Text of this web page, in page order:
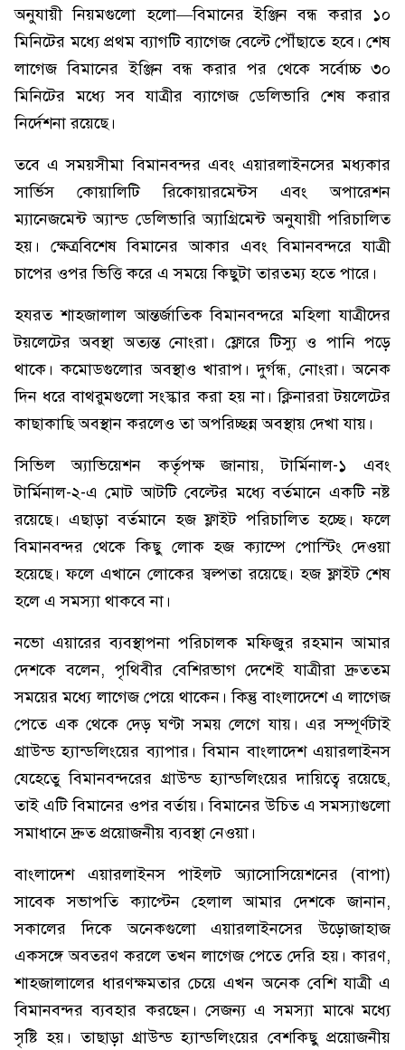
অনুযায়ী নিয়মগুলো হলো—বিমানের ইঞ্জিন বন্ধ করার ১০
মিনিটের মধ্যে প্রথম ব্যাগটি ব্যাগেজ বেল্টে পৌঁছাতে হবে। শেষ
লাগেজ বিমানের ইঞ্জিন বন্ধ করার পর থেকে সর্বোচ্চ ৩০
মিনিটের মধ্যে সব যাত্রীর ব্যাগেজ ডেলিভারি শেষ করার
নির্দেশনা রয়েছে।
তবে এ সময়সীমা বিমানবন্দর এবং এয়ারলাইনসের মধ্যকার
সার্ভিস কোয়ালিটি রিকোয়ারমেন্টস এবং অপারেশন
ম্যানেজমেন্ট অ্যান্ড ডেলিভারি অ্যাগ্রিমেন্ট অনুযায়ী পরিচালিত
হয়। ক্ষেত্রবিশেষ বিমানের আকার এবং বিমানবন্দরে যাত্রী
চাপের ওপর ভিত্তি করে এ সময়ে কিছুটা তারতম্য হতে পারে।
হযরত শাহজালাল আন্তর্জাতিক বিমানবন্দরে মহিলা যাত্রীদের
টয়লেটের অবস্থা অত্যন্ত নোংরা। ফ্লোরে টিস্যু ও পানি পড়ে
থাকে। কমোডগুলোর অবস্থাও খারাপ। দুর্গন্ধ, নোংরা। অনেক
দিন ধরে বাথরুমগুলো সংস্কার করা হয় না। ক্লিনাররা টয়লেটের
কাছাকাছি অবস্থান করলেও তা অপরিচ্ছন্ন অবস্থায় দেখা যায়।
সিভিল অ্যাভিয়েশন কর্তৃপক্ষ জানায়, টার্মিনাল-১ এবং
টার্মিনাল-২-এ মোট আটটি বেল্টের মধ্যে বর্তমানে একটি নষ্ট
রয়েছে। এছাড়া বর্তমানে হজ ফ্লাইট পরিচালিত হচ্ছে। ফলে
বিমানবন্দর থেকে কিছু লোক হজ ক্যাম্পে পোস্টিং দেওয়া
হয়েছে। ফলে এখানে লোকের স্বল্পতা রয়েছে। হজ ফ্লাইট শেষ
হলে এ সমস্যা থাকবে না।
নভো এয়ারের ব্যবস্থাপনা পরিচালক মফিজুর রহমান আমার
দেশকে বলেন, পৃথিবীর বেশিরভাগ দেশেই যাত্রীরা দ্রুততম
সময়ের মধ্যে লাগেজ পেয়ে থাকেন। কিন্তু বাংলাদেশে এ লাগেজ
পেতে এক থেকে দেড় ঘণ্টা সময় লেগে যায়। এর সম্পূর্ণটাই
গ্রাউন্ড হ্যান্ডলিংয়ের ব্যাপার। বিমান বাংলাদেশ এয়ারলাইনস
যেহেতেু বিমানবন্দরের গ্রাউন্ড হ্যান্ডলিংয়ের দায়িত্বে রয়েছে,
তাই এটি বিমানের ওপর বর্তায়। বিমানের উচিত এ সমস্যাগুলো
সমাধানে দ্রুত প্রয়োজনীয় ব্যবস্থা নেওয়া।
বাংলাদেশ এয়ারলাইনস পাইলট অ্যাসোসিয়েশনের (বাপা)
সাবেক সভাপতি ক্যাপ্টেন হেলাল আমার দেশকে জানান,
সকালের দিকে অনেকগুলো এয়ারলাইনসের উড়োজাহাজ
একসঙ্গে অবতরণ করলে তখন লাগেজ পেতে দেরি হয়। কারণ,
শাহজালালের ধারণক্ষমতার চেয়ে এখন অনেক বেশি যাত্রী এ
বিমানবন্দর ব্যবহার করছেন। সেজন্য এ সমস্যা মাঝে মধ্যে
সৃষ্টি হয়। তাছাড়া গ্রাউন্ড হ্যান্ডলিংয়ের বেশকিছু প্রয়োজনীয়